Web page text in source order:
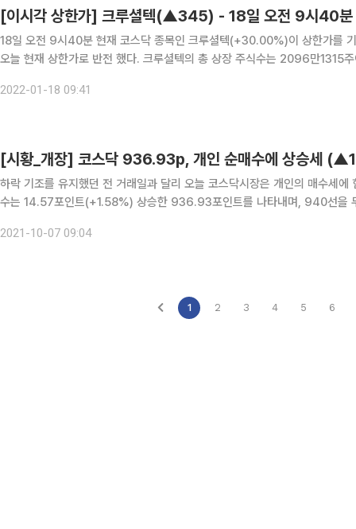
[이시각 상한가] 크루셜텍(▲345) - 18일 오전 9시40분
18일 오전 9시40분 현재 코스닥 종목인 크루셜텍(+30.00%)이 상한가
오늘 현재 상한가로 반전 했다. 크루셜텍의 총 상장 주식수는 2096만1315주이며, 이시간 현재 거래량은 20만6288주, 거래대금은 2억
2022-01-18 09:41
[시황_개장] 코스닥 936.93p, 개인 순매수에 상승세
하락 기조를 유지했던 전 거래일과 달리 오늘 코스닥시장은 개인의 매수세에 힘입어 상승세로 출발
수는 14.57포인트(+1.58%) 상승한 936.93포인트를 나타내며, 940선을 두고 등락을 거듭하고 있
2021-10-07 09:04
1 2 3 4 5 6